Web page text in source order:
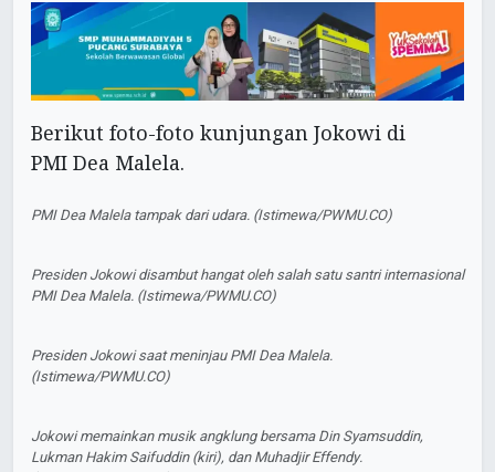
Berikut foto-foto kunjungan Jokowi di
PMI Dea Malela.
PMI Dea Malela tampak dari udara. (Istimewa/PWMU.CO)
Presiden Jokowi disambut hangat oleh salah satu santri internasional
PMI Dea Malela. (Istimewa/PWMU.CO)
Presiden Jokowi saat meninjau PMI Dea Malela.
(Istimewa/PWMU.CO)
Jokowi memainkan musik angklung bersama Din Syamsuddin,
Lukman Hakim Saifuddin (kiri), dan Muhadjir Effendy.